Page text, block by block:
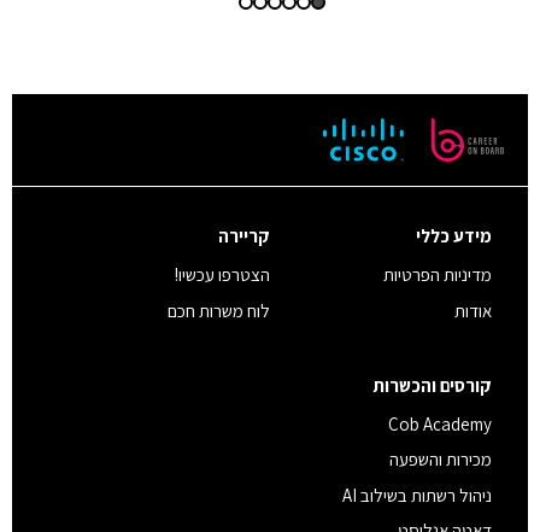
מידע כללי
מדיניות הפרטיות
אודות
קריירה
הצטרפו עכשיו!
לוח משרות חכם
קורסים והכשרות
Cob Academy
מכירות והשפעה
ניהול רשתות בשילוב AI